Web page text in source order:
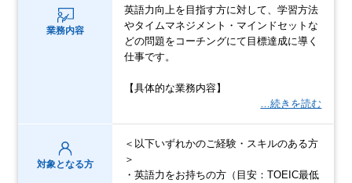
業務内容
英語力向上を目指す方に対して、学習方法
やタイムマネジメント・マインドセットな
どの問題をコーチングにて目標達成に導く
仕事です。
【具体的な業務内容】
…続きを読む
対象となる方
＜以下いずれかのご経験・スキルのある方
＞
・英語力をお持ちの方（目安：TOEIC最低